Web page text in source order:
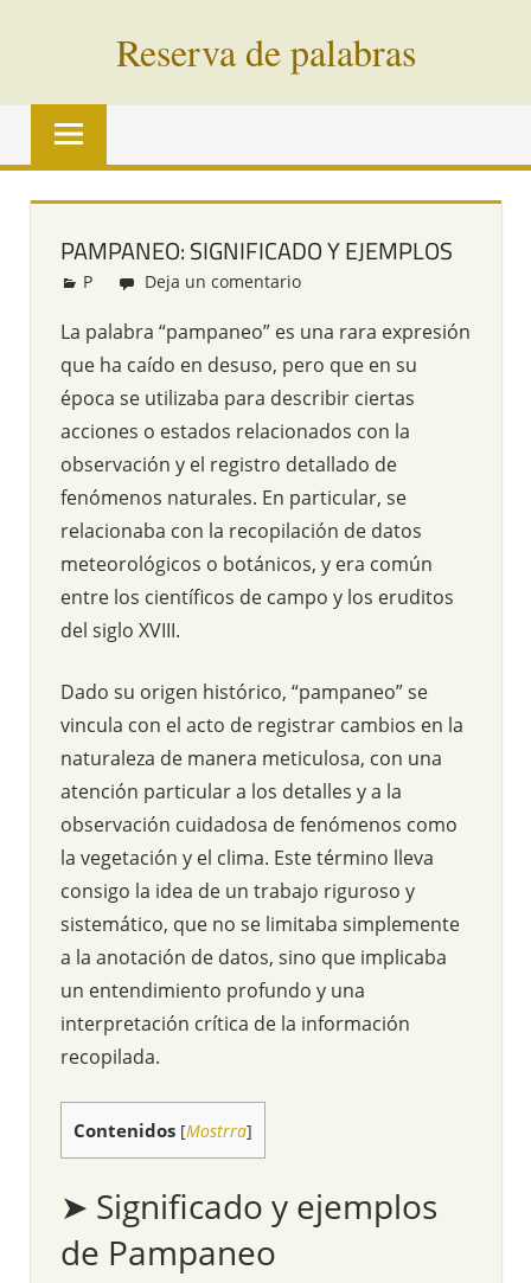
Reserva de palabras
Palabras
vías
todo
mundo
PAMPANEO: SIGNIFICADO Y EJEMPLOS
Redacción
P Deja un comentario
La palabra “pampaneo” es una rara expresión
que ha caído en desuso, pero que en su
época se utilizaba para describir ciertas
acciones o estados relacionados con la
observación y el registro detallado de
fenómenos naturales. En particular, se
relacionaba con la recopilación de datos
meteorológicos o botánicos, y era común
entre los científicos de campo y los eruditos
del siglo XVIII.
Dado su origen histórico, “pampaneo” se
vincula con el acto de registrar cambios en la
naturaleza de manera meticulosa, con una
atención particular a los detalles y a la
observación cuidadosa de fenómenos como
la vegetación y el clima. Este término lleva
consigo la idea de un trabajo riguroso y
sistemático, que no se limitaba simplemente
a la anotación de datos, sino que implicaba
un entendimiento profundo y una
interpretación crítica de la información
recopilada.
Contenidos [Mostrra]
➤ Significado y ejemplos
de Pampaneo